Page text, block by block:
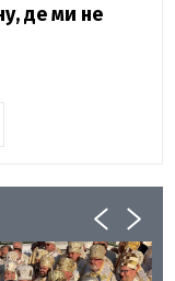
де ми не